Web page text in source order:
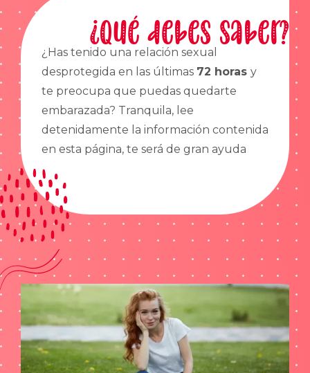
¿Qué debes saber?
¿Has tenido una relación sexual
desprotegida en las últimas 72 horas y
te preocupa que puedas quedarte
embarazada? Tranquila, lee
detenidamente la información contenida
en esta página, te será de gran ayuda